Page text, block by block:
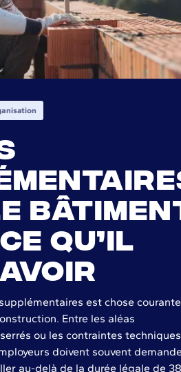
qu’il
est chose courante
Entre les aléas
ou les contraintes techniques
doivent souvent
au-delà de la durée légale de 38